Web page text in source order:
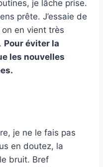
je lâche prise.
prête. J’essaie de
en vient très
Pour éviter la
les nouvelles
je ne le fais pas
en doutez, la
bruit. Bref